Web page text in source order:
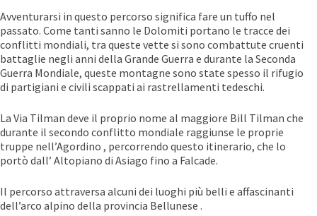
Avventurarsi in questo percorso significa fare un tuffo nel
passato. Come tanti sanno le Dolomiti portano le tracce dei
conflitti mondiali, tra queste vette si sono combattute cruenti
battaglie negli anni della Grande Guerra e durante la Seconda
Guerra Mondiale, queste montagne sono state spesso il rifugio
di partigiani e civili scappati ai rastrellamenti tedeschi.
La Via Tilman deve il proprio nome al maggiore Bill Tilman che
durante il secondo conflitto mondiale raggiunse le proprie
truppe nell’Agordino , percorrendo questo itinerario, che lo
portò dall’ Altopiano di Asiago fino a Falcade.
Il percorso attraversa alcuni dei luoghi più belli e affascinanti
dell’arco alpino della provincia Bellunese .